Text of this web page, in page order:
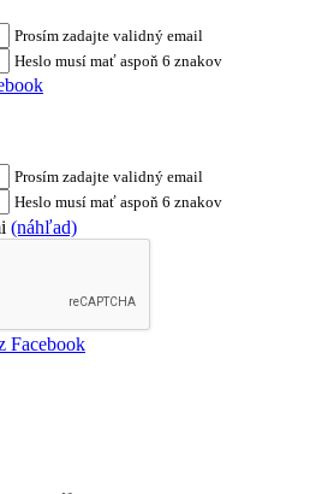
Prosím zadajte validný email
Heslo musí mať aspoň 6 znakov
Prosím zadajte validný email
Heslo musí mať aspoň 6 znakov
(náhľad)
Facebook